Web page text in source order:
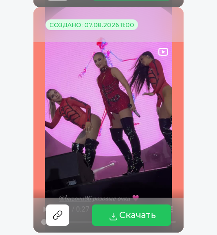
СОЗДАНО: 07.08.2026 11:00
Скачать